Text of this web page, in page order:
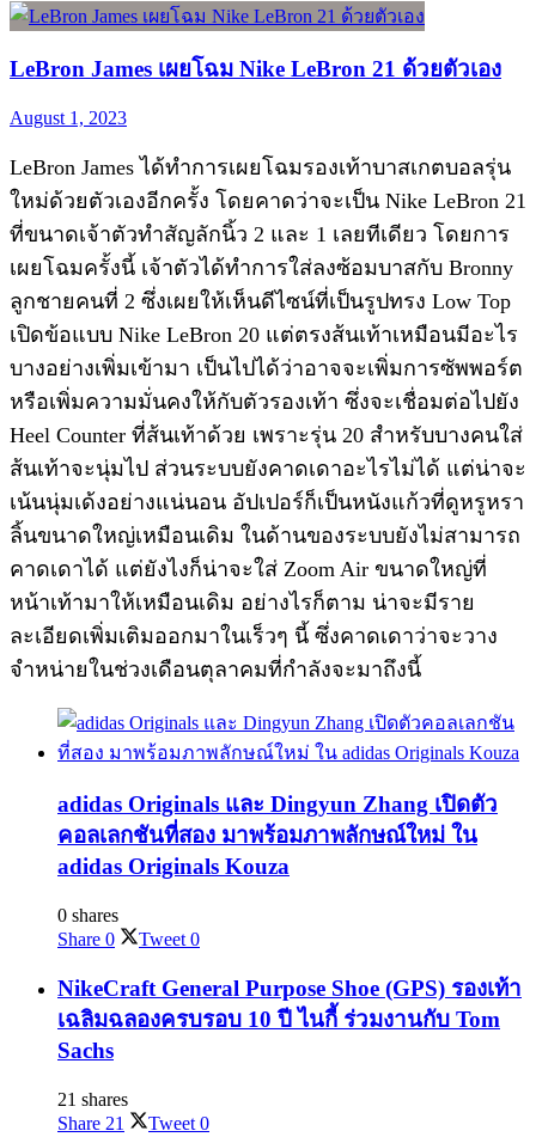
LeBron James เผยโฉม Nike LeBron 21 ด้วยตัวเอง
August 1, 2023
LeBron James ได้ทำการเผยโฉมรองเท้าบาสเกตบอลรุ่น
ใหม่ด้วยตัวเองอีกครั้ง โดยคาดว่าจะเป็น Nike LeBron 21
ที่ขนาดเจ้าตัวทำสัญลักนิ้ว 2 และ 1 เลยทีเดียว โดยการ
เผยโฉมครั้งนี้ เจ้าตัวได้ทำการใส่ลงซ้อมบาสกับ Bronny
ลูกชายคนที่ 2 ซึ่งเผยให้เห็นดีไซน์ที่เป็นรูปทรง Low Top
เปิดข้อแบบ Nike LeBron 20 แต่ตรงส้นเท้าเหมือนมีอะไร
บางอย่างเพิ่มเข้ามา เป็นไปได้ว่าอาจจะเพิ่มการซัพพอร์ต
หรือเพิ่มความมั่นคงให้กับตัวรองเท้า ซึ่งจะเชื่อมต่อไปยัง
Heel Counter ที่ส้นเท้าด้วย เพราะรุ่น 20 สำหรับบางคนใส่
ส้นเท้าจะนุ่มไป ส่วนระบบยังคาดเดาอะไรไม่ได้ แต่น่าจะ
เน้นนุ่มเด้งอย่างแน่นอน อัปเปอร์ก็เป็นหนังแก้วที่ดูหรูหรา
ลิ้นขนาดใหญ่เหมือนเดิม ในด้านของระบบยังไม่สามารถ
คาดเดาได้ แต่ยังไงก็น่าจะใส่ Zoom Air ขนาดใหญ่ที่
หน้าเท้ามาให้เหมือนเดิม อย่างไรก็ตาม น่าจะมีราย
ละเอียดเพิ่มเติมออกมาในเร็วๆ นี้ ซึ่งคาดเดาว่าจะวาง
จำหน่ายในช่วงเดือนตุลาคมที่กำลังจะมาถึงนี้
adidas Originals และ Dingyun Zhang เปิดตัว
คอลเลกชันที่สอง มาพร้อมภาพลักษณ์ใหม่ ใน
adidas Originals Kouza
0 shares
Share 0 Tweet 0
NikeCraft General Purpose Shoe (GPS) รองเท้า
เฉลิมฉลองครบรอบ 10 ปี ไนกี้ ร่วมงานกับ Tom
Sachs
21 shares
Share 21 Tweet 0